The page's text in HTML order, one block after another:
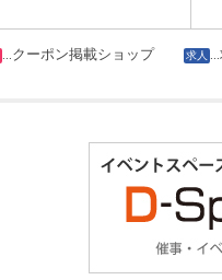
…クーポン掲載ショップ 求人